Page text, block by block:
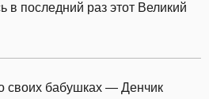
в последний раз этот Великий
своих бабушках — Денчик